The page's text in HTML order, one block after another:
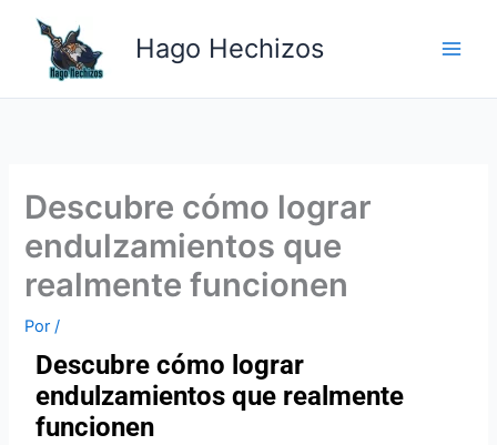
contenido
Hago Hechizos
Descubre cómo lograr
endulzamientos que
realmente funcionen
Por/
Descubre cómo lograr
endulzamientos que realmente
funcionen